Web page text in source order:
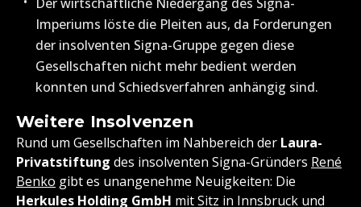
Imperiums löste die Pleiten aus, da Forderungen
der insolventen Signa-Gruppe gegen diese
Gesellschaften nicht mehr bedient werden
konnten und Schiedsverfahren anhängig sind.
Weitere Insolvenzen
Rund um Gesellschaften im Nahbereich der Laura-
Privatstiftung des insolventen Signa-Gründers René
Benko gibt es unangenehme Neuigkeiten: Die
Herkules Holding GmbH mit Sitz in Innsbruck und